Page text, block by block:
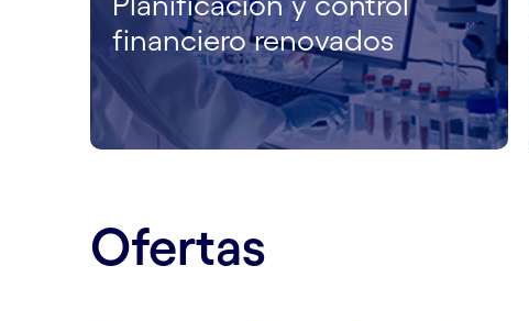
financiero renovados
Ofertas